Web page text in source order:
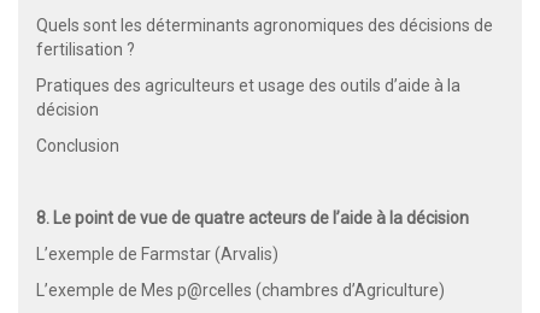
Quels sont les déterminants agronomiques des décisions de
fertilisation ?
Pratiques des agriculteurs et usage des outils d’aide à la
décision
Conclusion
8. Le point de vue de quatre acteurs de l’aide à la décision
L’exemple de Farmstar (Arvalis)
L’exemple de Mes p@rcelles (chambres d’Agriculture)